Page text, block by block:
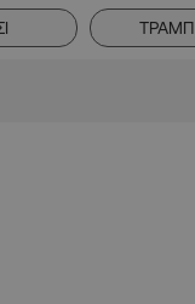
ΤΡΑΜΠ